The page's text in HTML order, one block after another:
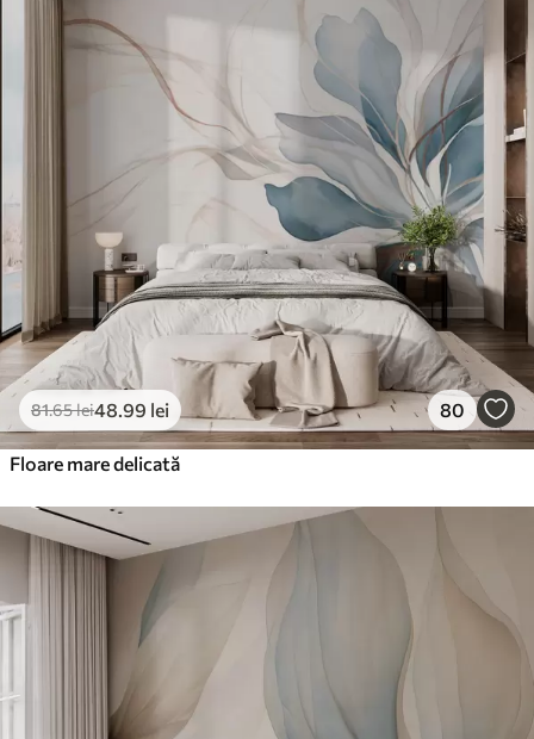
Standard
.6599 .99lei /m²
lei/m²
Vinil Premium
150.00 /m²
Peel and Stick
300 180 .00 lei/m²
81.65lei48 .99 lei 80
Floare mare delicată